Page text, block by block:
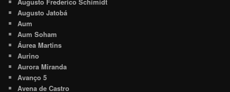
Augusto Frederico Schimidt
Augusto Jatobá
Aum
Aum Soham
Áurea Martins
Aurino
Aurora Miranda
Avanço 5
Avena de Castro